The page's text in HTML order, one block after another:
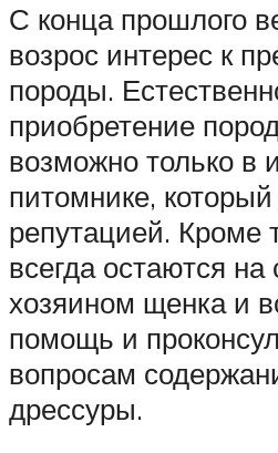
С конца прошлого
возрос интерес к
породы.
приобретение
возможно только в
питомнике,
репутацией. Кроме
всегда остаются
хозяином щенка и
помощь и
вопросам
дрессуры.